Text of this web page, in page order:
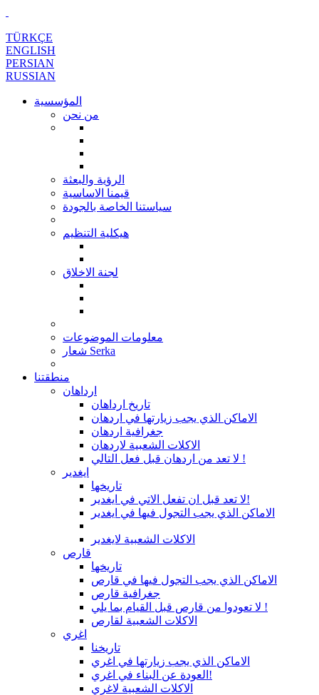
TÜRKÇE
ENGLISH
PERSIAN
RUSSIAN
المؤسسية
من نحن
الرؤية والبعثة
قيمنا الاساسية
سياستنا الخاصة بالجودة
هيكلية التنظيم
لجنة الاخلاق
معلومات الموضوعات
شعار Serka
منطقتنا
ارداهان
تاريخ ارداهان
الاماكن الذي يجب زيارتها في اردهان
جغرافية اردهان
الاكلات الشعبية لاردهان
لا تعد من اردهان قبل فعل التالي !
ايغدير
تاريخها
لا تعد قبل ان تفعل الاتي في ايغدير!
الاماكن الذي يجب التجول فيها في ايغدير
الاكلات الشعبية لايغدير
قارص
تاريخها
الاماكن الذي يجب التجول فيها في قارص
جغرافية قارص
لا تعودوا من قارص قبل القيام بما يلي !
الاكلات الشعبية لقارص
اغري
تاريخنا
الاماكن الذي يجب زيارتها في اغري
العودة عن البناء في اغري!
الاكلات الشعبية لاغري